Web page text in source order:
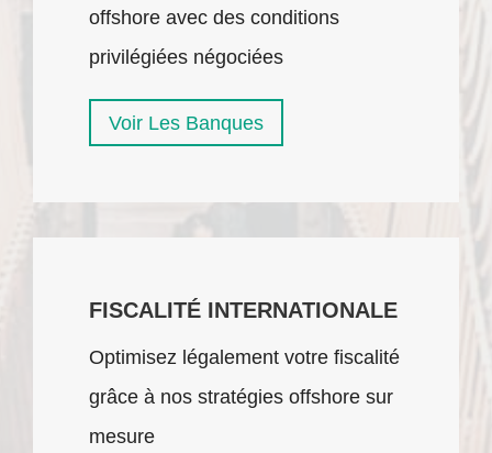
offshore avec des conditions
privilégiées négociées
Voir Les Banques
FISCALITÉ INTERNATIONALE
Optimisez légalement votre fiscalité
grâce à nos stratégies offshore sur
mesure